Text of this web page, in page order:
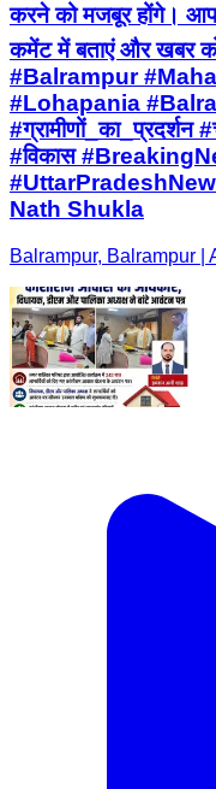
करने को मजबूर होंगे।
कमेंट में बताएं और खबर
#Balrampur
#Lohapania
#ग्रामीणों_का_प्रदर्शन
#विकास
Nath Shukla
Balrampur, Balrampur |